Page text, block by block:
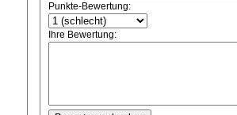
Punkte-Bewertung:
Ihre Bewertung: